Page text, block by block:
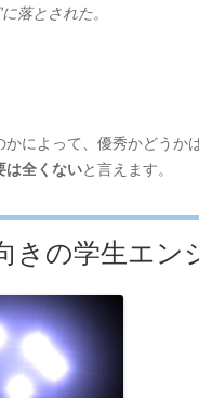
落とされた。
によって、優秀かどうか
は全くないと言えます。
きの学生エン